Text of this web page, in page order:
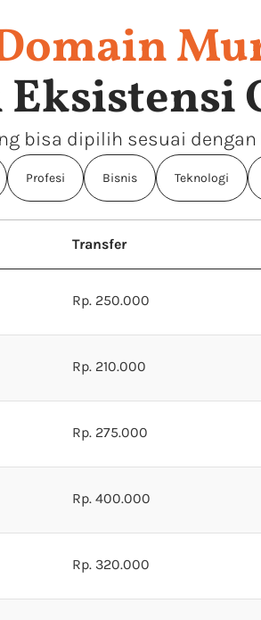
bisa dipilih sesuai
Profesi Bisnis Teknologi
Transfer
Rp. 250.000
Rp. 210.000
Rp. 275.000
Rp. 400.000
Rp. 320.000